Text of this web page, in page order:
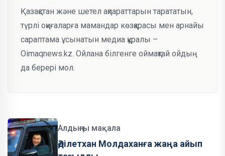
Қазақстан және шетел ақпараттарын тарататын,
түрлі оқиғаларға мамандар көзқарасы мен арнайы
сараптама ұсынатын медиа құралы –
Oimaqnews.kz. Ойлана білгенге оймақтай ойдың
да берері мол.
Алдыңғы мақала
Әділетхан Молдаханға жаңа айып